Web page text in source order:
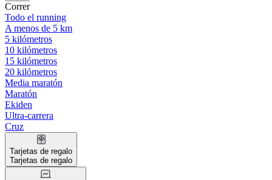
Correr
Todo el running
A menos de 5 km
5 kilómetros
10 kilómetros
15 kilómetros
20 kilómetros
Media maratón
Maratón
Ekiden
Ultra-carrera
Cruz
Tarjetas de regalo
Tarjetas de regalo